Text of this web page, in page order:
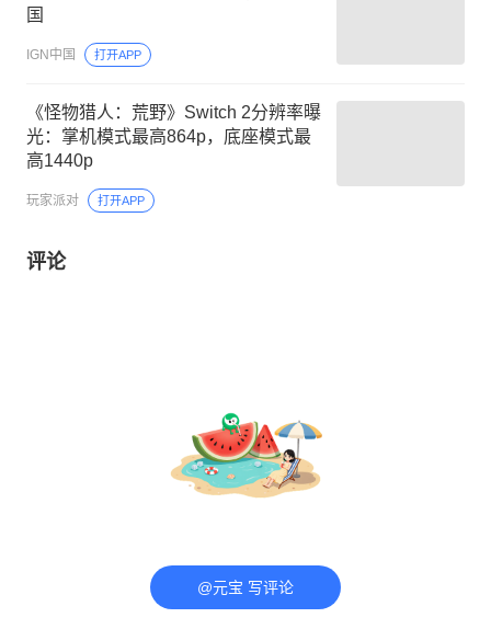
国
IGN中国 打开APP
《怪物猎人：荒野》Switch 2分辨率曝
光：掌机模式最高864p，底座模式最
高1440p
玩家派对 打开APP
评论
@元宝 写评论